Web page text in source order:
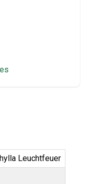
Leuchtfeuer